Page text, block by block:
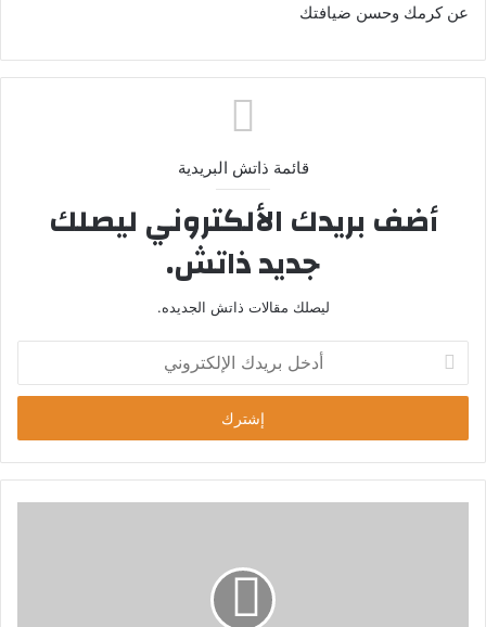
عن كرمك وحسن ضيافتك
قائمة ذاتش البريدية
أضف بريدك الألكتروني ليصلك
جديد ذاتش.
ليصلك مقالات ذاتش الجديده.
خ
ب
ر